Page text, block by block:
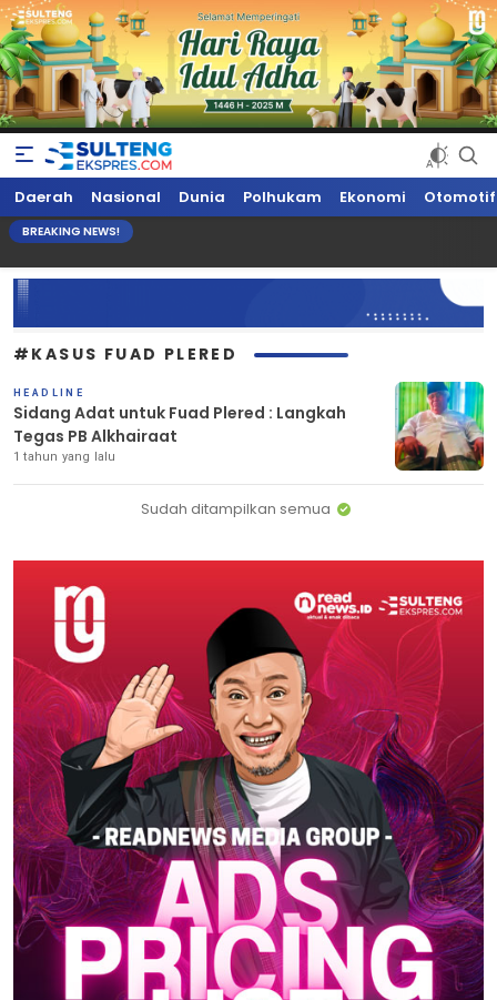
Sultengekspres.com
Berita Seputar Sulteng Hari Ini, Update Terkini, Suaranya Rakyat
Sulteng
Daerah Nasional Dunia Polhukam Ekonomi Otomotif
BREAKING NEWS!
#KASUS FUAD PLERED
HEADLINE
Sidang Adat untuk Fuad Plered : Langkah
Tegas PB Alkhairaat
1 tahun yang lalu
Sudah ditampilkan semua